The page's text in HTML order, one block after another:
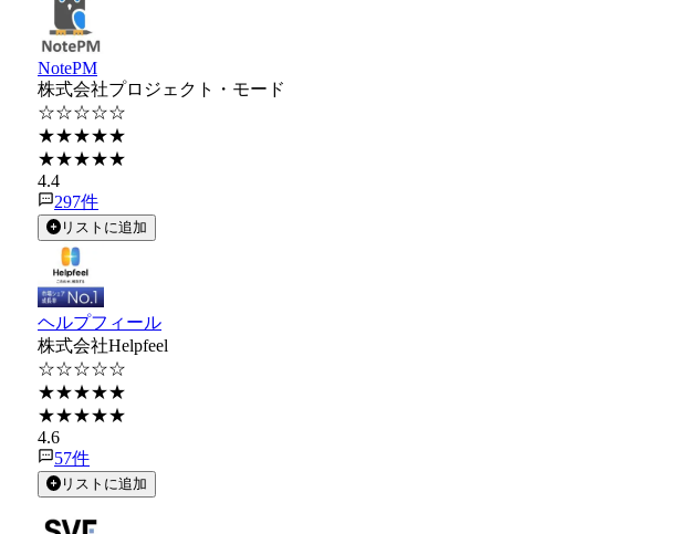
NotePM
株式会社プロジェクト・モード
☆☆☆☆☆
★★★★★
★★★★★
4.4
297件
リストに追加
ヘルプフィール
株式会社Helpfeel
☆☆☆☆☆
★★★★★
★★★★★
4.6
57件
リストに追加